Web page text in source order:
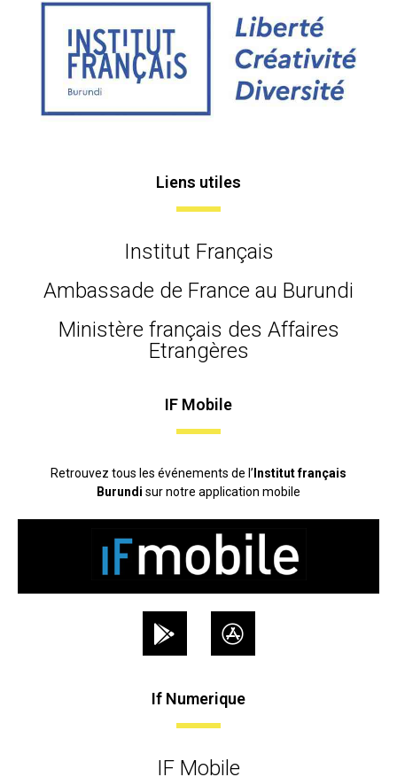
Liens utiles
Institut Français
Ambassade de France au Burundi
Ministère français des Affaires
Etrangères
IF Mobile
Retrouvez tous les événements de l’ Institut français
Burundi sur notre application mobile
If Numerique
IF Mobile